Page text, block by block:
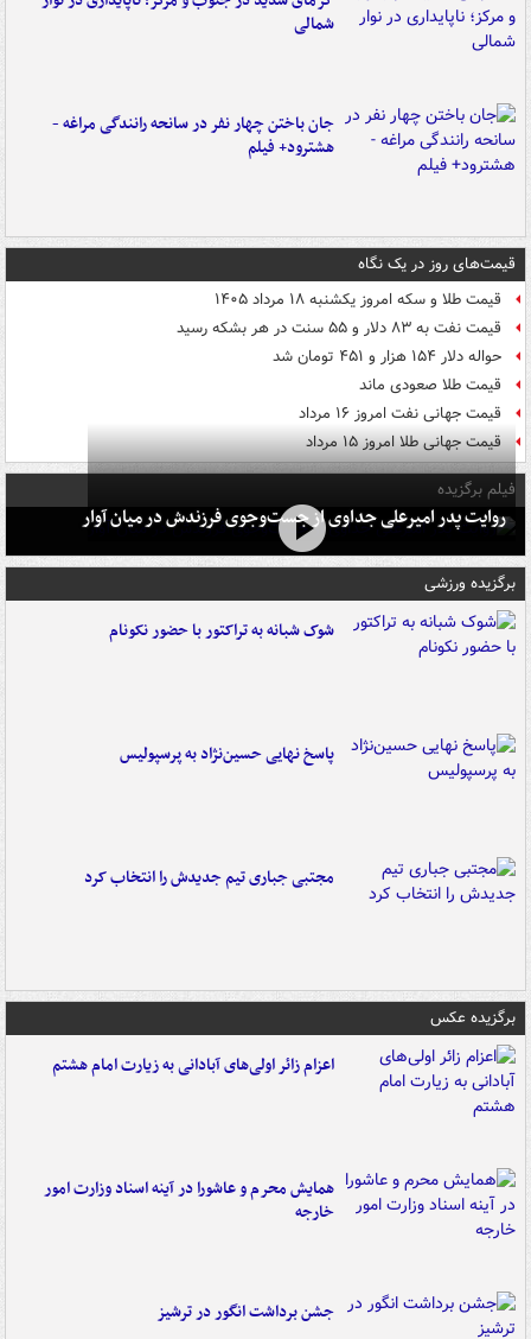
شمالی
جان باختن چهار نفر در سانحه رانندگی مراغه -
هشترود+ فیلم
قیمت‌های روز در یک نگاه
قیمت طلا و سکه امروز یکشنبه ۱۸ مرداد ۱۴۰۵
قیمت نفت به ۸۳ دلار و ۵۵ سنت در هر بشکه رسید
حواله دلار ۱۵۴ هزار و ۴۵۱ تومان شد
قیمت طلا صعودی ماند
قیمت جهانی نفت امروز ۱۶ مرداد
قیمت جهانی طلا امروز ۱۵ مرداد
فیلم برگزیده
روایت پدر امیرعلی جداوی از جست‌وجوی فرزندش در میان آوار
برگزیده ورزشی
شوک شبانه به تراکتور با حضور نکونام
پاسخ نهایی حسین‌نژاد به پرسپولیس
مجتبی جباری تیم جدیدش را انتخاب کرد
برگزیده عکس
اعزام زائر اولی‌های آبادانی به زیارت امام هشتم
همایش محرم و عاشورا در آینه اسناد وزارت امور
خارجه
جشن برداشت انگور در ترشیز